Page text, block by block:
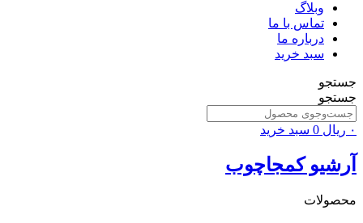
وبلاگ
تماس با ما
درباره ما
سبد خرید
جستجو
جستجو
۰ ریال 0 سبد خرید
آرشیو کمجاچوب
محصولات